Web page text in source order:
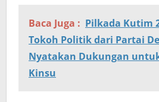
Baca Juga : Pilkada Kutim
Tokoh Politik dari Partai
Nyatakan Dukungan
Kinsu